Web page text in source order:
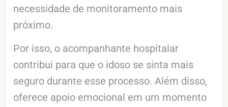
necessidade de monitoramento mais
próximo.
Por isso, o acompanhante hospitalar
contribui para que o idoso se sinta mais
seguro durante esse processo. Além disso,
oferece apoio emocional em um momento